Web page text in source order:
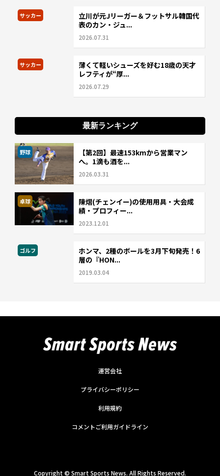
サッカー
立川が元Jリーガー＆フットサル韓国代
表のカン・ジュ...
2026.07.31
サッカー
薄くて軽いシューズを好む18歳の天才
レフティが“厚...
2026.07.29
最新ランキング
野球
【第2回】最速153kmから営業マン
へ。1滴も酒を...
2026.03.31
卓球
陳熠(チェンイー)の使用用具・大会成
績・プロフィー...
2023.12.01
ゴルフ
ホンマ、2種のボールを3月下旬発売！6
層の『HON...
2019.03.04
運営会社
プライバシーポリシー
利用規約
コメントご利用ガイドライン
Copyright © Smart Sports News. All Rights Reserved.